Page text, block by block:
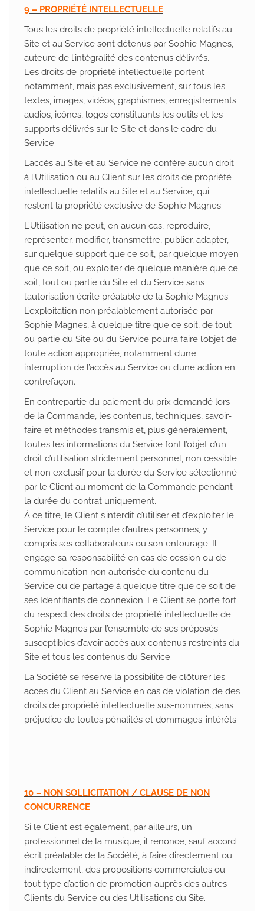
9 – PROPRIÉTÉ INTELLECTUELLE
Tous les droits de propriété intellectuelle relatifs au
Site et au Service sont détenus par Sophie Magnes,
auteure de l’intégralité des contenus délivrés.
Les droits de propriété intellectuelle portent
notamment, mais pas exclusivement, sur tous les
textes, images, vidéos, graphismes, enregistrements
audios, icônes, logos constituants les outils et les
supports délivrés sur le Site et dans le cadre du
Service.
L’accès au Site et au Service ne confère aucun droit
à l’Utilisation ou au Client sur les droits de propriété
intellectuelle relatifs au Site et au Service, qui
restent la propriété exclusive de Sophie Magnes.
L’Utilisation ne peut, en aucun cas, reproduire,
représenter, modifier, transmettre, publier, adapter,
sur quelque support que ce soit, par quelque moyen
que ce soit, ou exploiter de quelque manière que ce
soit, tout ou partie du Site et du Service sans
l’autorisation écrite préalable de la Sophie Magnes.
L’exploitation non préalablement autorisée par
Sophie Magnes, à quelque titre que ce soit, de tout
ou partie du Site ou du Service pourra faire l’objet de
toute action appropriée, notamment d’une
interruption de l’accès au Service ou d’une action en
contrefaçon.
En contrepartie du paiement du prix demandé lors
de la Commande, les contenus, techniques, savoir-
faire et méthodes transmis et, plus généralement,
toutes les informations du Service font l’objet d’un
droit d’utilisation strictement personnel, non cessible
et non exclusif pour la durée du Service sélectionné
par le Client au moment de la Commande pendant
la durée du contrat uniquement.
À ce titre, le Client s’interdit d’utiliser et d’exploiter le
Service pour le compte d’autres personnes, y
compris ses collaborateurs ou son entourage. Il
engage sa responsabilité en cas de cession ou de
communication non autorisée du contenu du
Service ou de partage à quelque titre que ce soit de
ses Identifiants de connexion. Le Client se porte fort
du respect des droits de propriété intellectuelle de
Sophie Magnes par l’ensemble de ses préposés
susceptibles d’avoir accès aux contenus restreints du
Site et tous les contenus du Service.
La Société se réserve la possibilité de clôturer les
accès du Client au Service en cas de violation de des
droits de propriété intellectuelle sus-nommés, sans
préjudice de toutes pénalités et dommages-intérêts.
10 – NON SOLLICITATION / CLAUSE DE NON
CONCURRENCE
Si le Client est également, par ailleurs, un
professionnel de la musique, il renonce, sauf accord
écrit préalable de la Société, à faire directement ou
indirectement, des propositions commerciales ou
tout type d’action de promotion auprès des autres
Clients du Service ou des Utilisations du Site.